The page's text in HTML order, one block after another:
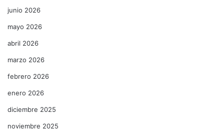
junio 2026
mayo 2026
abril 2026
marzo 2026
febrero 2026
enero 2026
diciembre 2025
noviembre 2025